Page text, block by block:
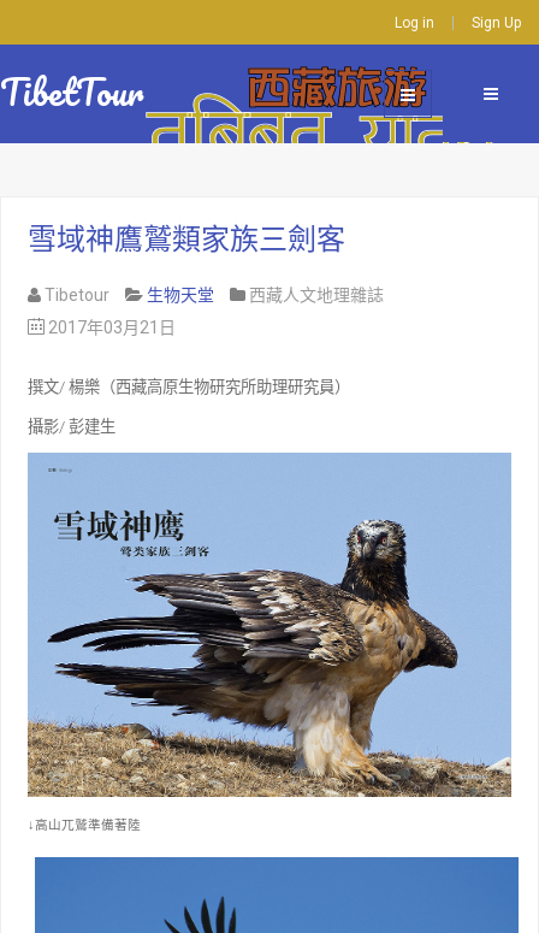
Log in Sign Up
TibetTour
雪域神鷹鷲類家族三劍客
Tibetour 生物天堂
西藏人文地理雜誌
2017年03月21日
撰文/ 楊樂（西藏高原生物研究所助理研究員）
攝影/ 彭建生
↓高山兀鷲準備著陸